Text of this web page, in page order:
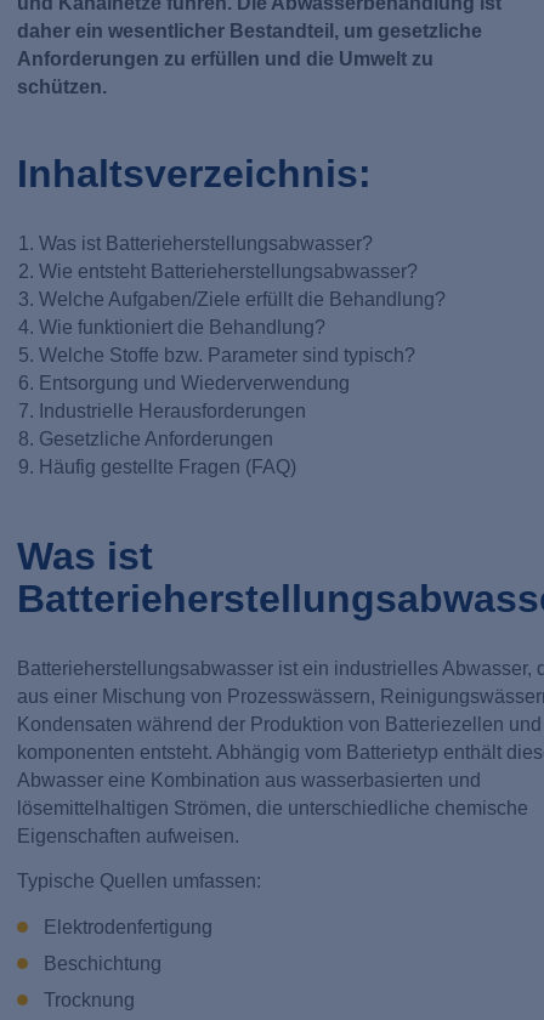
daher ein wesentlicher Bestandteil, um gesetzliche
Anforderungen zu erfüllen und die Umwelt zu
schützen.
Inhaltsverzeichnis:
Was ist Batterieherstellungsabwasser?
Wie entsteht Batterieherstellungsabwasser?
Welche Aufgaben/Ziele erfüllt die Behandlung?
Wie funktioniert die Behandlung?
Welche Stoffe bzw. Parameter sind typisch?
Entsorgung und Wiederverwendung
Industrielle Herausforderungen
Gesetzliche Anforderungen
Häufig gestellte Fragen (FAQ)
Was ist
Batterieherstellungsabwasser ist ein industrielles Abwasser,
aus einer Mischung von Prozesswässern,
Kondensaten während der Produktion von Batteriezellen
komponenten entsteht. Abhängig vom Batterietyp enthält
Abwasser eine Kombination aus wasserbasierten und
lösemittelhaltigen Strömen, die unterschiedliche chemische
Eigenschaften aufweisen.
Typische Quellen umfassen:
Elektrodenfertigung
Beschichtung
Trocknung